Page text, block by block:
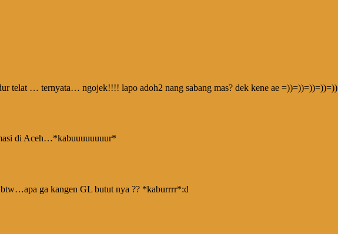
telat … ternyata… ngojek!!!! lapo adoh2 nang sabang mas? dek kene ae =))=))=))=))=))
di Aceh…*kabuuuuuuuur*
ga kangen GL butut nya ?? *kaburrrr*:d